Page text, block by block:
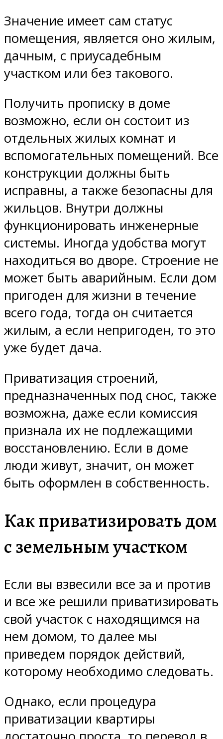
Значение имеет сам статус
помещения, является оно жилым,
дачным, с приусадебным
участком или без такового.
Получить прописку в доме
возможно, если он состоит из
отдельных жилых комнат и
вспомогательных помещений. Все
конструкции должны быть
исправны, а также безопасны для
жильцов. Внутри должны
функционировать инженерные
системы. Иногда удобства могут
находиться во дворе. Строение не
может быть аварийным. Если дом
пригоден для жизни в течение
всего года, тогда он считается
жилым, а если непригоден, то это
уже будет дача.
Приватизация строений,
предназначенных под снос, также
возможна, даже если комиссия
признала их не подлежащими
восстановлению. Если в доме
люди живут, значит, он может
быть оформлен в собственность.
Как приватизировать дом
с земельным участком
Если вы взвесили все за и против
и все же решили приватизировать
свой участок с находящимся на
нем домом, то далее мы
приведем порядок действий,
которому необходимо следовать.
Однако, если процедура
приватизации квартиры